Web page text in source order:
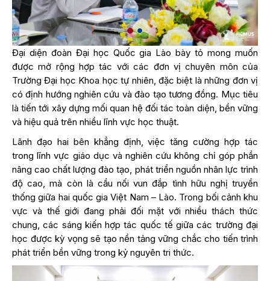
Đại diện đoàn Đại học Quốc gia Lào bày tỏ mong muốn
được mở rộng hợp tác với các đơn vị chuyên môn của
Trường Đại học Khoa học tự nhiên, đặc biệt là những đơn vị
có định hướng nghiên cứu và đào tạo tương đồng. Mục tiêu
là tiến tới xây dựng mối quan hệ đối tác toàn diện, bền vững
và hiệu quả trên nhiều lĩnh vực học thuật.
Lãnh đạo hai bên khẳng định, việc tăng cường hợp tác
trong lĩnh vực giáo dục và nghiên cứu không chỉ góp phần
nâng cao chất lượng đào tạo, phát triển nguồn nhân lực trình
độ cao, mà còn là cầu nối vun đắp tình hữu nghị truyền
thống giữa hai quốc gia Việt Nam – Lào. Trong bối cảnh khu
vực và thế giới đang phải đối mặt với nhiều thách thức
chung, các sáng kiến hợp tác quốc tế giữa các trường đại
học được kỳ vọng sẽ tạo nền tảng vững chắc cho tiến trình
phát triển bền vững trong kỷ nguyên tri thức.